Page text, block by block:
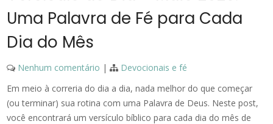
Uma Palavra de Fé para Cada
Dia do Mês
Nenhum comentário |
Devocionais e fé
Em meio à correria do dia a dia, nada melhor do que começar
(ou terminar) sua rotina com uma Palavra de Deus. Neste post,
você encontrará um versículo bíblico para cada dia do mês de